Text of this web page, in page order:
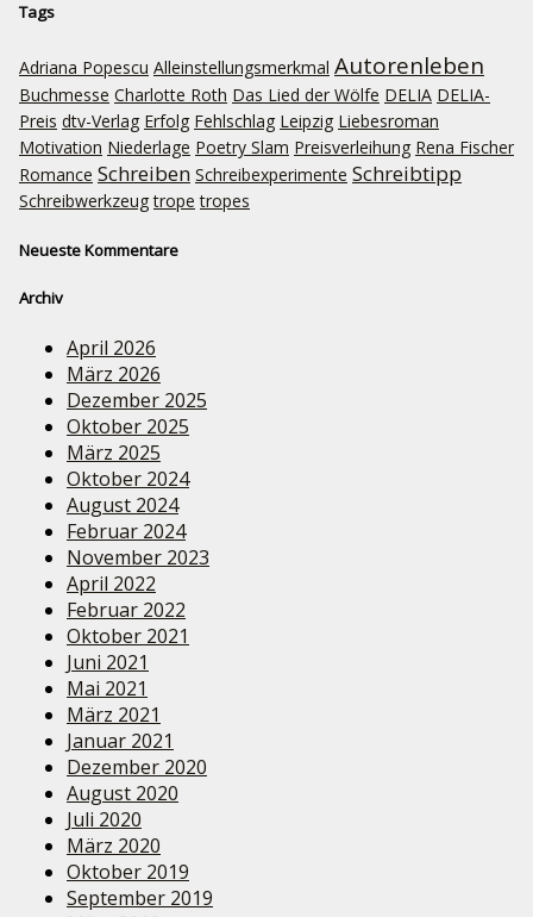
Tags
Adriana Popescu Alleinstellungsmerkmal Autorenleben
Buchmesse Charlotte Roth Das Lied der Wölfe DELIA DELIA-
Preis dtv-Verlag Erfolg Fehlschlag Leipzig Liebesroman
Motivation Niederlage Poetry Slam Preisverleihung Rena Fischer
Romance Schreiben Schreibexperimente Schreibtipp
Schreibwerkzeug trope tropes
Neueste Kommentare
Archiv
April 2026
März 2026
Dezember 2025
Oktober 2025
März 2025
Oktober 2024
August 2024
Februar 2024
November 2023
April 2022
Februar 2022
Oktober 2021
Juni 2021
Mai 2021
März 2021
Januar 2021
Dezember 2020
August 2020
Juli 2020
März 2020
Oktober 2019
September 2019